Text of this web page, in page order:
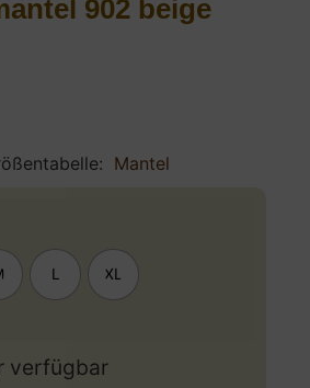
902 beige
Mantel
L XL
verfügbar